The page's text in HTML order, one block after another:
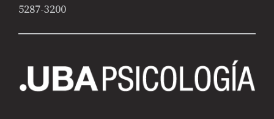
5287-3200